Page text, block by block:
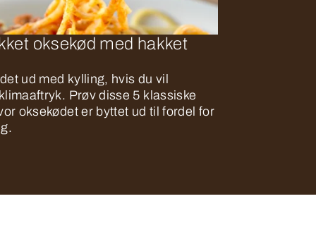
oksekød med hakket
ud med kylling, hvis du vil
Prøv disse 5 klassiske
oksekødet er byttet ud til fordel for